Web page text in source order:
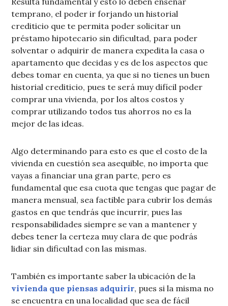
temprano, el poder ir forjando un historial
crediticio que te permita poder solicitar un
préstamo hipotecario sin dificultad, para poder
solventar o adquirir de manera expedita la casa o
apartamento que decidas y es de los aspectos que
debes tomar en cuenta, ya que si no tienes un buen
historial crediticio, pues te será muy difícil poder
comprar una vivienda, por los altos costos y
comprar utilizando todos tus ahorros no es la
mejor de las ideas.
Algo determinando para esto es que el costo de la
vivienda en cuestión sea asequible, no importa que
vayas a financiar una gran parte, pero es
fundamental que esa cuota que tengas que pagar de
manera mensual, sea factible para cubrir los demás
gastos en que tendrás que incurrir, pues las
responsabilidades siempre se van a mantener y
debes tener la certeza muy clara de que podrás
lidiar sin dificultad con las mismas.
También es importante saber la ubicación de la
vivienda que piensas adquirir, pues si la misma no
se encuentra en una localidad que sea de fácil